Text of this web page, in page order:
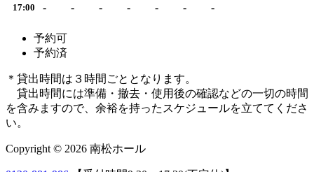
17:00 - - - - - - -
予約可
予約済
＊貸出時間は３時間ごととなります。
貸出時間には準備・撤去・使用後の確認などの一切の時間
を含みますので、余裕を持ったスケジュールを立ててくださ
い。
Copyright © 2026 南松ホール